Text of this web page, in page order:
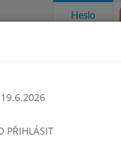
Heslo
PŘIHLÁSIT